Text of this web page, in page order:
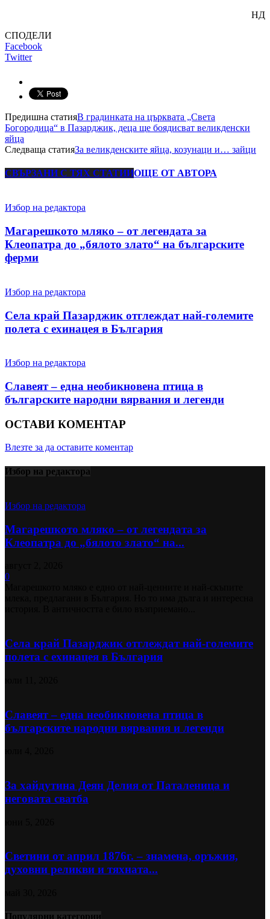
НД
СПОДЕЛИ
Facebook
Twitter
Предишна статияВ градинката на църквата „Света
Богородица“ в Пазарджик, деца ще боядисват великденски
яйца
Следваща статияЗа великденските яйца, козунаци и… зайци
СВЪРЗАНИ С ТЯХ СТАТИИОЩЕ ОТ АВТОРА
Избор на редактора
Магарешкото мляко – от легендата за
Клеопатра до „бялото злато“ на българските
ферми
Избор на редактора
Села край Пазарджик отглеждат най-големите
полета с ехинацея в България
Избор на редактора
Славеят – една необикновена птица в
българските народни вярвания и легенди
ОСТАВИ КОМЕНТАР
Влезте за да оставите коментар
Избор на редактора
Избор на редактора
Магарешкото мляко – от легендата за
Клеопатра до „бялото злато“ на...
0
Села край Пазарджик отглеждат най-големите
полета с ехинацея в България
Славеят – една необикновена птица в
българските народни вярвания и легенди
За хайдутина Деян Делия от Паталеница и
неговата сватба
Светини от април 1876г. – знамена, оръжия,
духовни реликви и тяхната...
Популярни категории